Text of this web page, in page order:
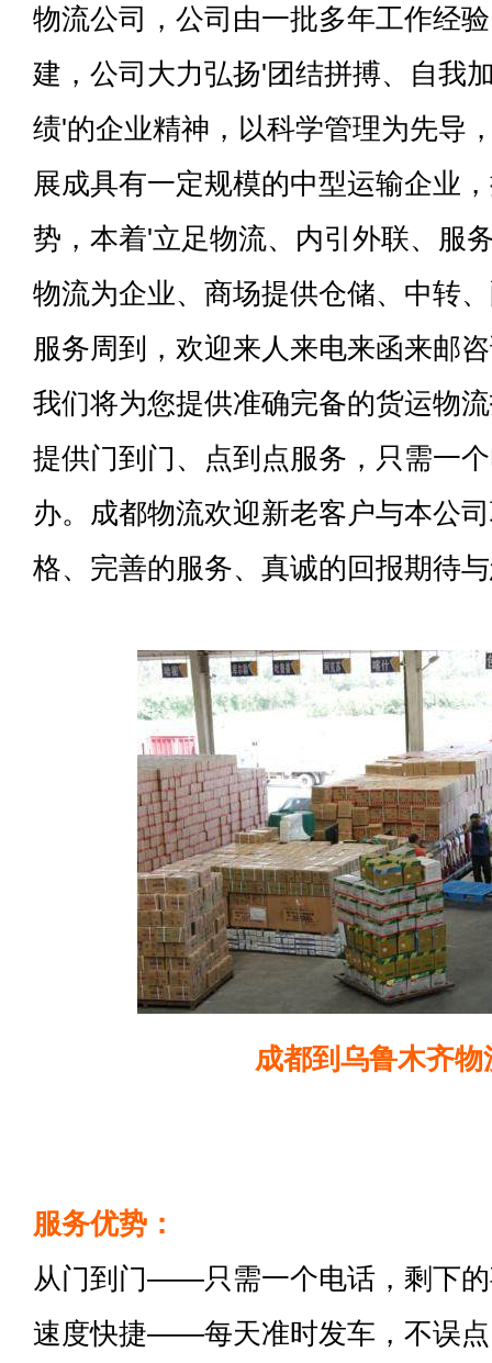
物流公司，公司由一批多年工作经
建，公司大力弘扬'团结拼搏、自我
绩'的企业精神，以科学管理为先导
展成具有一定规模的中型运输企业
势，本着'立足物流、内引外联、服
物流为企业、商场提供仓储、中转
服务周到，欢迎来人来电来函来邮
我们将为您提供准确完备的货运物
提供门到门、点到点服务，只需一
办。成都物流欢迎新老客户与本公
格、完善的服务、真诚的回报期待
成都到乌鲁木齐物
服务优势：
从门到门——只需一个电话，剩下
速度快捷——每天准时发车，不误